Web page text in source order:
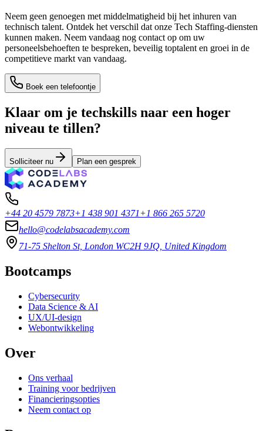
Neem geen genoegen met middelmatigheid bij het inhuren van
technisch talent. Ontdek het verschil dat onze Tech Staffing‑diensten
kunnen maken. Neem vandaag nog contact op om uw
personeelsbehoeften te bespreken, beveilig toptalent en groei in de
competitieve markt van vandaag.
Boek een telefoontje
Klaar om je techskills naar een hoger
niveau te tillen?
Solliciteer nu Plan een gesprek
+44 20 4579 7873+1 438 901 4371+1 866 265 5720
hello@codelabsacademy.com
71-75 Shelton St, London WC2H 9JQ, United Kingdom
Bootcamps
Cybersecurity
Data Science & AI
UX/UI-design
Webontwikkeling
Over
Ons verhaal
Training voor bedrijven
Financieringsopties
Neem contact op